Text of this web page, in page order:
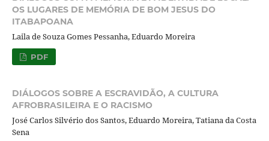
OS LUGARES DE MEMÓRIA DE BOM JESUS DO
ITABAPOANA
Laila de Souza Gomes Pessanha, Eduardo Moreira
PDF
DIÁLOGOS SOBRE A ESCRAVIDÃO, A CULTURA
AFROBRASILEIRA E O RACISMO
José Carlos Silvério dos Santos, Eduardo Moreira, Tatiana da Costa
Sena